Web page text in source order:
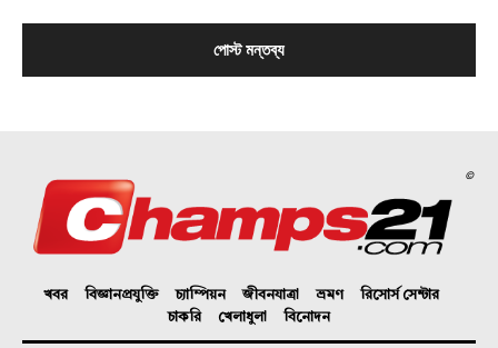
©
খবর বিজ্ঞানপ্রযুক্তি চ্যাম্পিয়ন জীবনযাত্রা ভ্রমণ
রিসোর্স সেন্টার
চাকরি
খেলাধুলা বিনোদন